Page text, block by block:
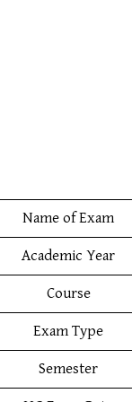
Name of Exam
Academic Year
Course
Exam Type
Semester